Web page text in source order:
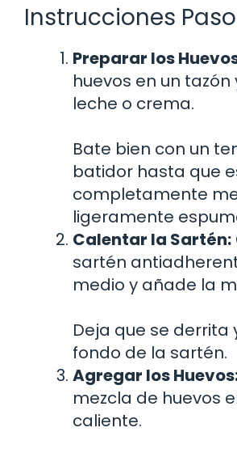
Instrucciones
Preparar los
huevos en un
leche o crema.
Bate bien con un
batidor hasta que
completamente
ligeramente
Calentar la Sartén:
sartén
medio y añade la
Deja que se derrita
fondo de la sartén.
Agregar los
mezcla de huevos
caliente.